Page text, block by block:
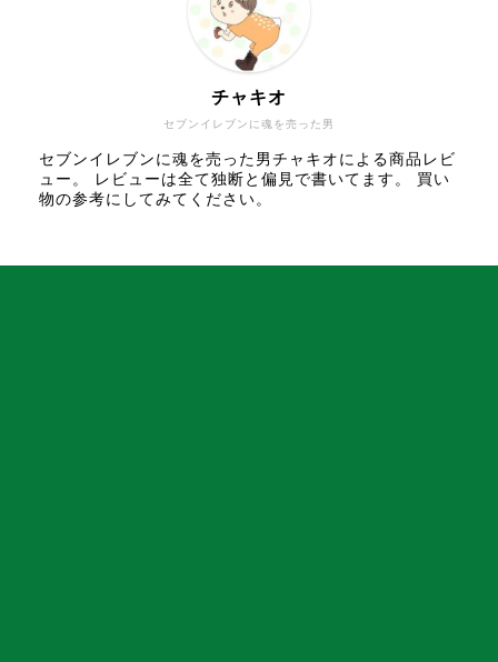
セブンイレブンに魂を売った男
チャキオ
セブンイレブンに魂を売った男チャキオによる商品レビ
ュー。 レビューは全て独断と偏見で書いてます。 買い
物の参考にしてみてください。